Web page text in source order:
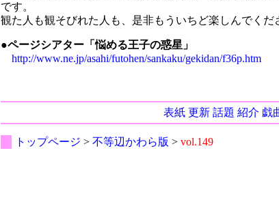
です。
観た人も観そびれた人も、是非もういちど楽しんでくだ
●ページシアター「悩める王子の惑星」
http://www.ne.jp/asahi/futohen/sankaku/gekidan/f36p.htm
表紙 更新 話題 紹介 戯
トップページ > 不等辺かわら版 > vol.149